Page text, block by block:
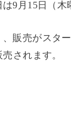
9月15日（木
販売がスタ
されます。